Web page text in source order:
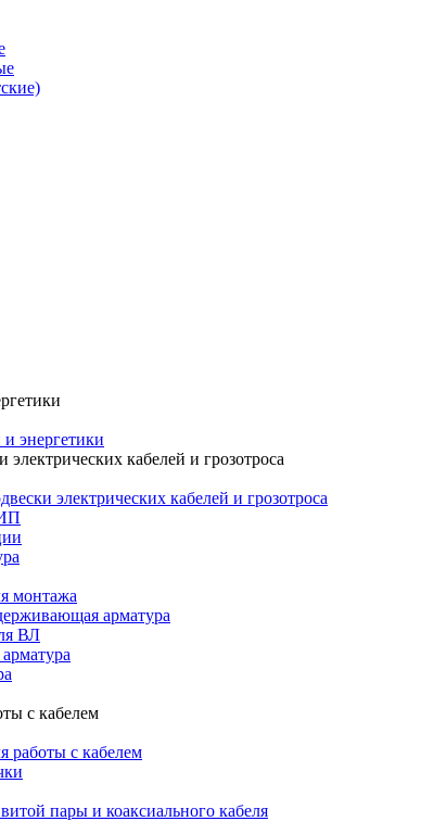
энергетики
электрических кабелей и грозотроса
электрических кабелей и грозотроса
монтажа
арматура
ВЛ
с кабелем
работы с кабелем
пары и коаксиального кабеля